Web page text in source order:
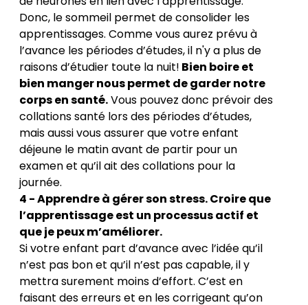
Donc, le sommeil permet de consolider les
apprentissages. Comme vous aurez prévu à
l’avance les périodes d’études, il n'y a plus de
raisons d’étudier toute la nuit! Bien boire et
bien manger nous permet de garder notre
corps en santé.Vous pouvez donc prévoir des
collations santé lors des périodes d’études,
mais aussi vous assurer que votre enfant
déjeune le matin avant de partir pour un
examen et qu’il ait des collations pour la
journée.
4 - Apprendre à gérer son stress. Croire que
l’apprentissage est un processus actif et
que je peux m’améliorer.
Si votre enfant part d’avance avec l’idée qu’il
n’est pas bon et qu’il n’est pas capable, il y
mettra surement moins d’effort. C’est en
faisant des erreurs et en les corrigeant qu’on